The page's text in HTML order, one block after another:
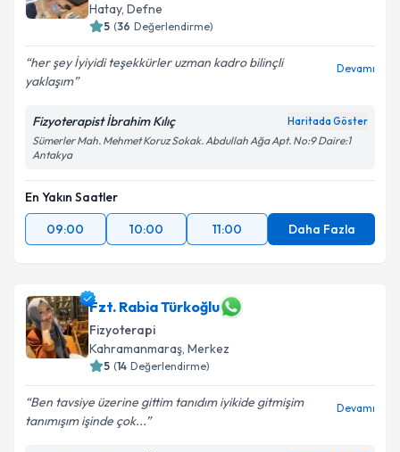
Hatay, Defne
5 (36 Değerlendirme)
her şey İyiyidi teşekkürler uzman kadro bilinçli
yaklaşım
Devamı
Fizyoterapist İbrahim Kılıç Haritada Göster
Sümerler Mah. Mehmet Koruz Sokak. Abdullah Ağa Apt. No:9 Daire:1
Antakya
En Yakın Saatler
09:00
10:00 11:00 Daha Fazla
Fzt. Rabia Türkoğlu
Fizyoterapi
Kahramanmaraş, Merkez
5 (14 Değerlendirme)
Ben tavsiye üzerine gittim tanıdım iyikide gitmişim
tanımışım işinde çok...
Devamı